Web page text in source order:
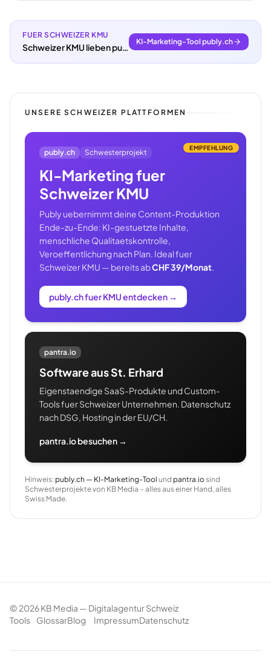
FUER SCHWEIZER KMU
Schweizer KMU lieben publy.ch.
KI-Marketing-Tool publy.ch
UNSERE SCHWEIZER PLATTFORMEN
EMPFEHLUNG
publy.ch Schwesterprojekt
KI-Marketing fuer
Schweizer KMU
Publy uebernimmt deine Content-Produktion
Ende-zu-Ende: KI-gestuetzte Inhalte,
menschliche Qualitaetskontrolle,
Veroeffentlichung nach Plan. Ideal fuer
Schweizer KMU — bereits abCHF 39/Monat.
publy.ch fuer KMU entdecken →
pantra.io
Software aus St. Erhard
Eigenstaendige SaaS-Produkte und Custom-
Tools fuer Schweizer Unternehmen. Datenschutz
nach DSG, Hosting in der EU/CH.
pantra.io besuchen →
Hinweis: publy.ch — KI-Marketing-Tool und pantra.iosind
Schwesterprojekte von KB Media – alles aus einer Hand, alles
Swiss Made.
© 2026KB Media — Digitalagentur Schweiz
Tools
GlossarBlog ImpressumDatenschutz